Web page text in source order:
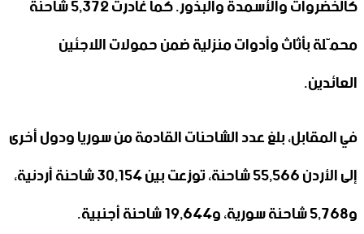
محمّلة بأثاث وأدوات منزلية ضمن حمولات اللاجئين
العائدين.
في المقابل، بلغ عدد الشاحنات القادمة من سوريا ودول أخرى
إلى الأردن 55,566 شاحنة، توزعت بين 30,154 شاحنة أردنية،
و5,768 شاحنة سورية، و19,644 شاحنة أجنبية.